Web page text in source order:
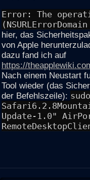
Error: The
hier, das
von Apple
dazu fand ich auf
https://
Nach einem Neustart
Tool wieder (das
der Befehlszeile):
Update-1.0"